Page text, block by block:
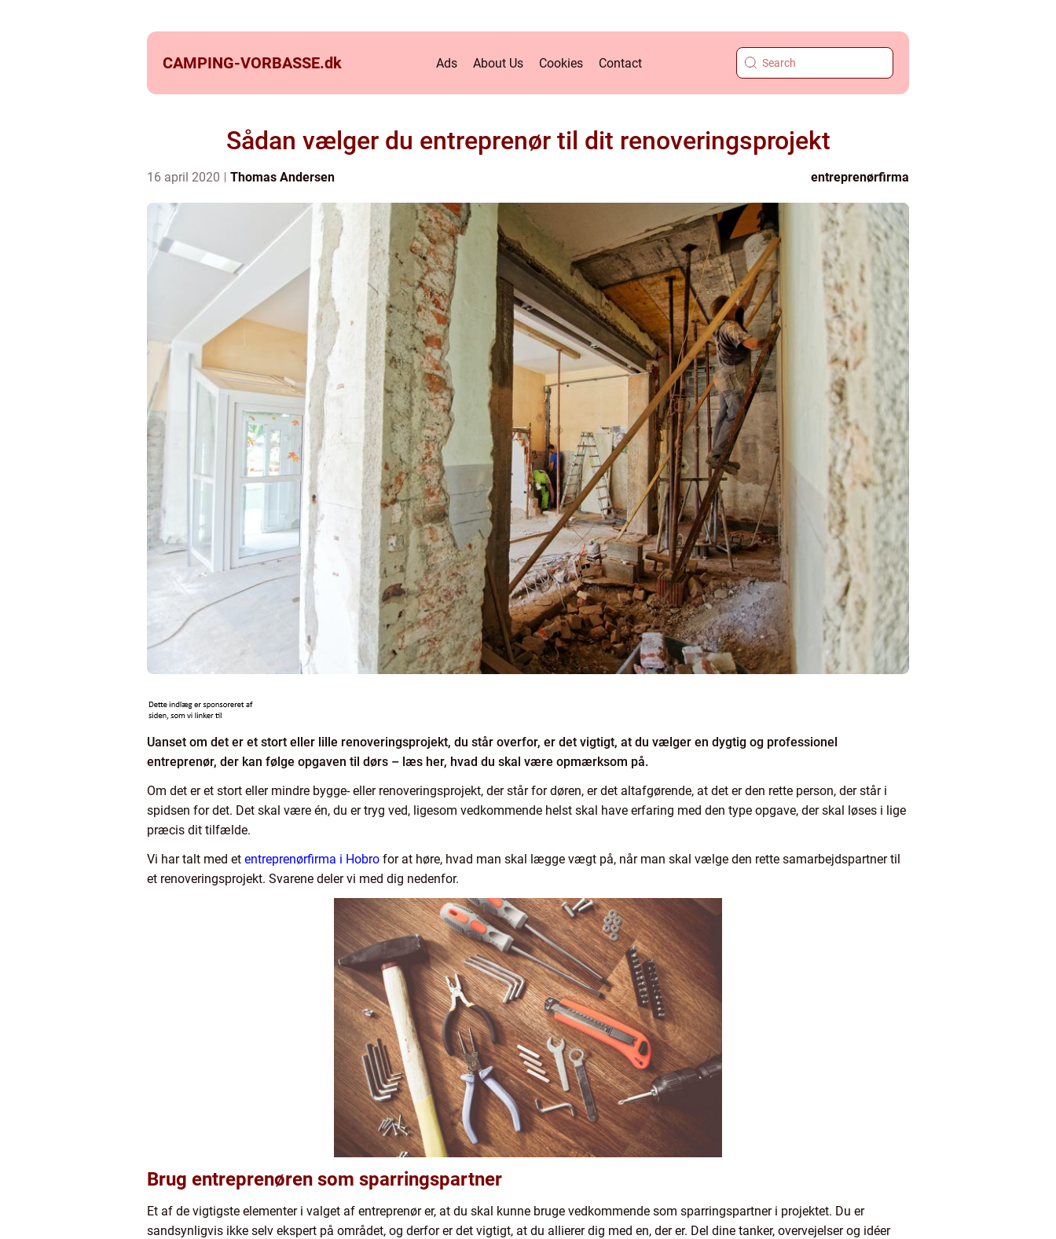
CAMPING-VORBASSE.dk Ads About Us Cookies Contact
Sådan vælger du entreprenør til dit renoveringsprojekt
16 april 2020 Thomas Andersen entreprenørfirma
Uanset om det er et stort eller lille renoveringsprojekt, du står overfor, er det vigtigt, at du vælger en dygtig og professionel
entreprenør, der kan følge opgaven til dørs – læs her, hvad du skal være opmærksom på.
Om det er et stort eller mindre bygge- eller renoveringsprojekt, der står for døren, er det altafgørende, at det er den rette person, der står i
spidsen for det. Det skal være én, du er tryg ved, ligesom vedkommende helst skal have erfaring med den type opgave, der skal løses i lige
præcis dit tilfælde.
Vi har talt med et entreprenørfirma i Hobro for at høre, hvad man skal lægge vægt på, når man skal vælge den rette samarbejdspartner til
et renoveringsprojekt. Svarene deler vi med dig nedenfor.
Brug entreprenøren som sparringspartner
Et af de vigtigste elementer i valget af entreprenør er, at du skal kunne bruge vedkommende som sparringspartner i projektet. Du er
sandsynligvis ikke selv ekspert på området, og derfor er det vigtigt, at du allierer dig med en, der er. Del dine tanker, overvejelser og idéer